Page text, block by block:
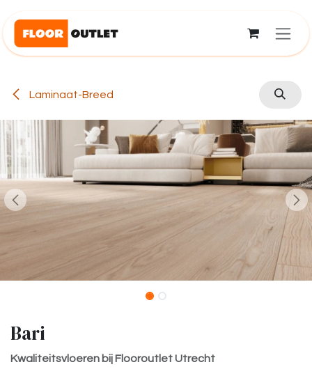
Laminaat-Breed
Bari
Kwaliteitsvloeren bij Flooroutlet Utrecht